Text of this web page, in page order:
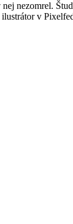
nezomrel.
v